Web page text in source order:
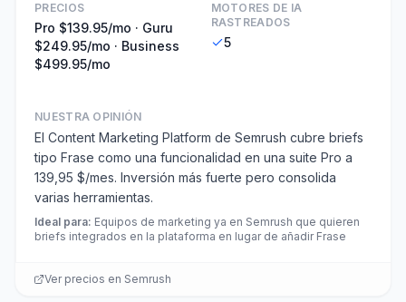
PRECIOS
Pro $139.95/mo · Guru
$249.95/mo · Business
$499.95/mo
MOTORES DE IA
RASTREADOS
5
NUESTRA OPINIÓN
El Content Marketing Platform de Semrush cubre briefs
tipo Frase como una funcionalidad en una suite Pro a
139,95 $/mes. Inversión más fuerte pero consolida
varias herramientas.
Ideal para: Equipos de marketing ya en Semrush que quieren
briefs integrados en la plataforma en lugar de añadir Frase
Ver precios en Semrush